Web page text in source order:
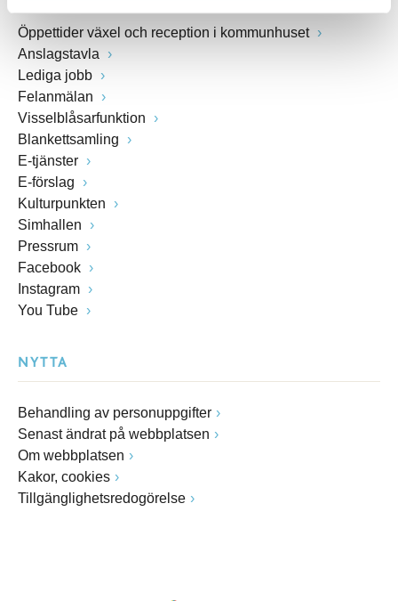
Öppettider växel och reception i kommunhuset
Anslagstavla
Lediga jobb
Felanmälan
Visselblåsarfunktion
Blankettsamling
E-tjänster
E-förslag
Kulturpunkten
Simhallen
Pressrum
Facebook
Instagram
You Tube
NYTTA
Behandling av personuppgifter
Senast ändrat på webbplatsen
Om webbplatsen
Kakor, cookies
Tillgänglighetsredogörelse